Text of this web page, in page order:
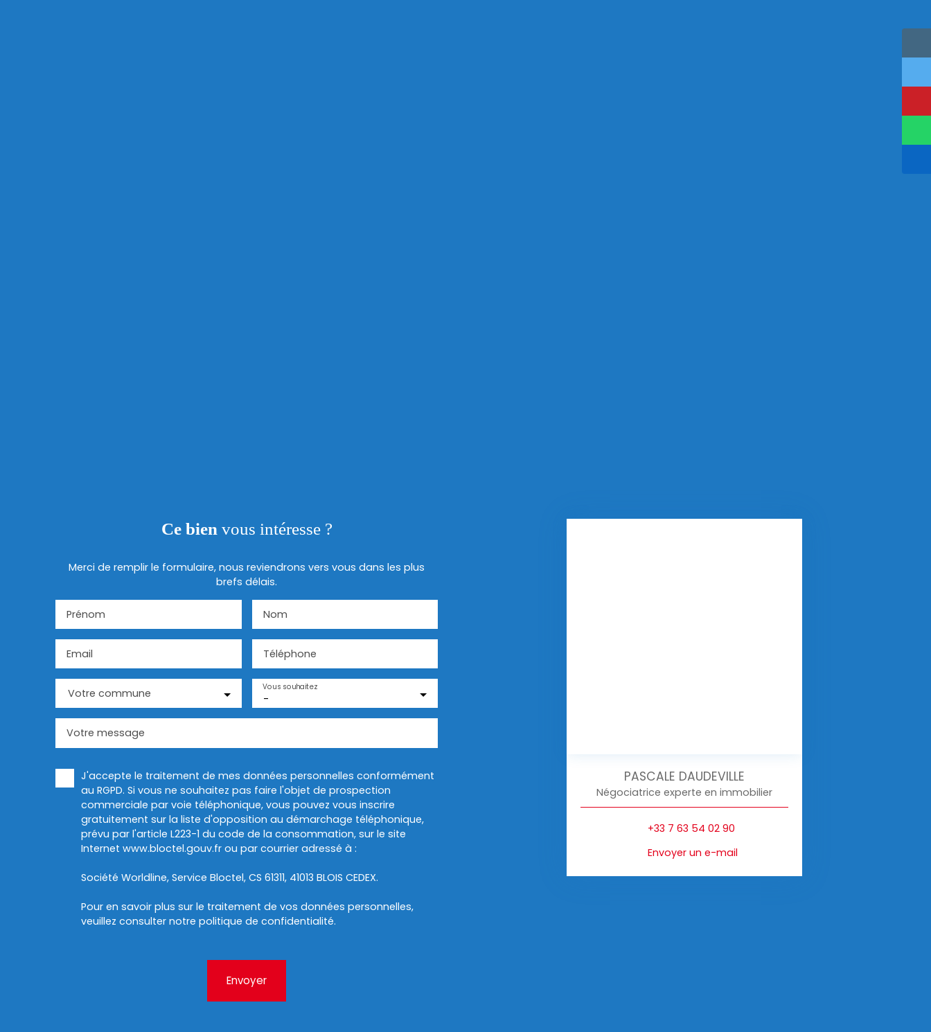
Ce bien vous intéresse ?
Merci de remplir le formulaire, nous reviendrons vers vous dans les plus
brefs délais.
Prénom Nom
Email Téléphone
Votre commune -
Vous souhaitez
Votre message
J'accepte le traitement de mes données personnelles conformément
au RGPD. Si vous ne souhaitez pas faire l'objet de prospection
commerciale par voie téléphonique, vous pouvez vous inscrire
gratuitement sur la liste d'opposition au démarchage téléphonique,
prévu par l'article L223-1 du code de la consommation, sur le site
Internet www.bloctel.gouv.fr ou par courrier adressé à :
Société Worldline, Service Bloctel, CS 61311, 41013 BLOIS CEDEX.
Pour en savoir plus sur le traitement de vos données personnelles,
veuillez consulter notre politique de confidentialité.
Envoyer
PASCALE DAUDEVILLE
Négociatrice experte en immobilier
+33 7 63 54 02 90
Envoyer un e-mail